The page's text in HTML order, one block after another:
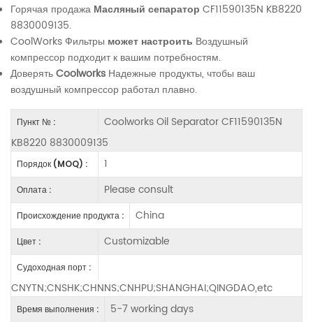
Горячая продажа Масляный сепаратор CF11590135N KB8220
8830009135.
CoolWorks Фильтры может настроить Воздушный
компрессор подходит к вашим потребностям.
ДоверятьCoolworks Надежные продукты, чтобы ваш
воздушный компрессор работал плавно.
Пункт № :
Coolworks Oil Separator CF11590135N
KB8220 8830009135
Порядок (MOQ) : 1
Оплата : Please consult
Происхождение продукта : China
Цвет : Customizable
Судоходная порт :
CNYTN;CNSHK;CHNNS;CNHPU;SHANGHAI;QINGDAO,etc
Время выполнения : 5-7 working days